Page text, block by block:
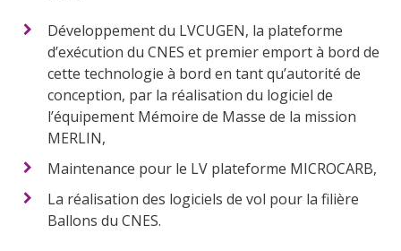
Développement du LVCUGEN, la plateforme
d’exécution du CNES et premier emport à bord de
cette technologie à bord en tant qu’autorité de
conception, par la réalisation du logiciel de
l’équipement Mémoire de Masse de la mission
MERLIN,
Maintenance pour le LV plateforme MICROCARB,
La réalisation des logiciels de vol pour la filière
Ballons du CNES.